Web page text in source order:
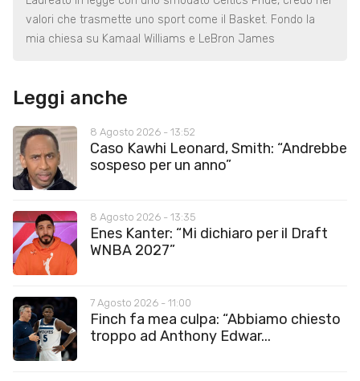
valori che trasmette uno sport come il Basket. Fondo la
mia chiesa su Kamaal Williams e LeBron James
Leggi anche
8 Agosto 2026 - 13:52
Caso Kawhi Leonard, Smith: “Andrebbe
sospeso per un anno”
8 Agosto 2026 - 13:35
Enes Kanter: “Mi dichiaro per il Draft
WNBA 2027”
7 Agosto 2026 - 11:00
Finch fa mea culpa: “Abbiamo chiesto
troppo ad Anthony Edwar...